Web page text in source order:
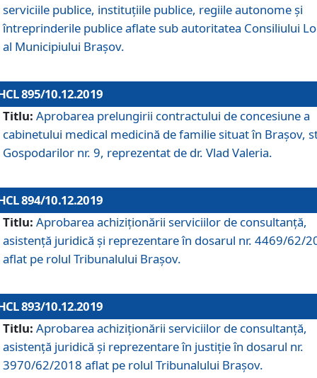
serviciile publice, instituțiile publice, regiile autonome și
întreprinderile publice aflate sub autoritatea Consiliului
al Municipiului Brașov.
895/10.12.2019
Titlu: Aprobarea prelungirii contractului de concesiune a
cabinetului medical medicină de familie situat în Braşov,
Gospodarilor nr. 9, reprezentat de dr. Vlad Valeria.
894/10.12.2019
Titlu: Aprobarea achiziţionării serviciilor de consultanţă,
asistenţă juridică şi reprezentare în dosarul nr. 4469/62/
aflat pe rolul Tribunalului Braşov.
893/10.12.2019
Titlu: Aprobarea achiziţionării serviciilor de consultanţă,
asistenţă juridică şi reprezentare în justiţie în dosarul nr.
3970/62/2018 aflat pe rolul Tribunalului Braşov.